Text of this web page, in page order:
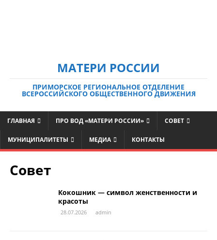
МАТЕРИ РОССИИ
ПРИМОРСКОЕ РЕГИОНАЛЬНОЕ ОТДЕЛЕНИЕ
ВСЕРОССИЙСКОГО ОБЩЕСТВЕННОГО ДВИЖЕНИЯ
ГЛАВНАЯ ПРО ВОД «МАТЕРИ РОССИИ» СОВЕТ
МУНИЦИПАЛИТЕТЫ МЕДИА КОНТАКТЫ
Совет
Кокошник — символ женственности и
красоты
28.07.2026 admin